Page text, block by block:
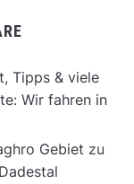
Tipps & viele
Wir fahren in
Gebiet zu